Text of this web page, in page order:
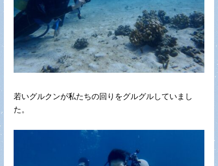
若いグルクンが私たちの回りをグルグルしていまし
た。